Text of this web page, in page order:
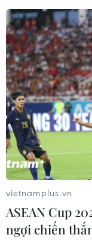
vietnamplus.vn
ASEAN Cup
ngợi chiến